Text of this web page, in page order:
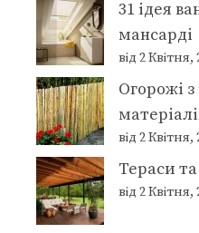
31 ідея
мансарді
від 2 Квітня,
Огорожі
від 2 Квітня,
Тераси
від 2 Квітня,